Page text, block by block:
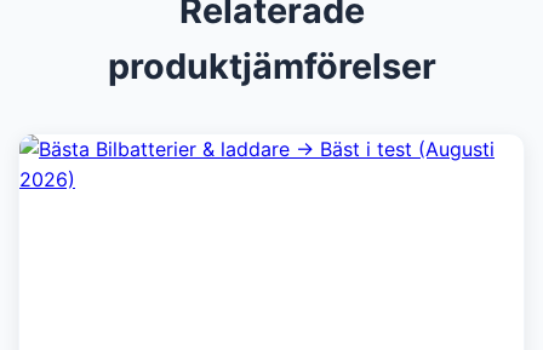
Relaterade
produktjämförelser